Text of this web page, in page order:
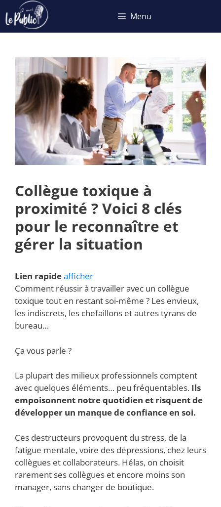
au
contenu
Menu
Collègue toxique à
proximité ? Voici 8 clés
pour le reconnaître et
gérer la situation
Lien rapideafficher
Comment réussir à travailler avec un collègue
toxique tout en restant soi-même ? Les envieux,
les indiscrets, les chefaillons et autres tyrans de
bureau…
Ça vous parle ?
La plupart des milieux professionnels comptent
avec quelques éléments… peu fréquentables. Ils
empoisonnent notre quotidien et risquent de
développer un manque de confiance en soi.
Ces destructeurs provoquent du stress, de la
fatigue mentale, voire des dépressions, chez leurs
collègues et collaborateurs. Hélas, on choisit
rarement ses collègues et encore moins son
manager, sans changer de boutique.